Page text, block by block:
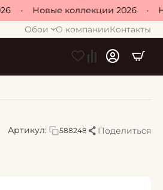
• Новые коллекции 2026 •
Обои
О компанииКонтакты
Артикул: 588248 Поделиться